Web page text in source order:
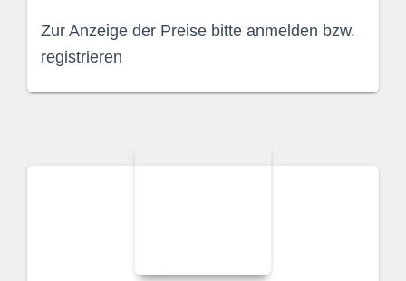
Zur Anzeige der Preise bitte anmelden bzw.
registrieren